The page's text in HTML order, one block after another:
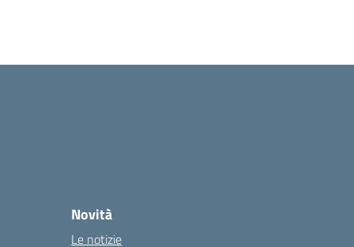
Novità
Le notizie